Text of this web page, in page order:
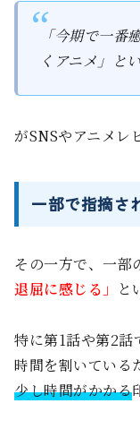
「今期で一
くアニメ」と
がSNSやアニメレ
一部で指摘さ
その一方で、一部
退屈に感じる」
と
特に第1話や第2話
時間を割いている
少し時間がかかる